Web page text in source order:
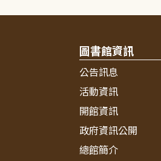
圖書館資訊
公告訊息
活動資訊
開館資訊
政府資訊公開
總館簡介